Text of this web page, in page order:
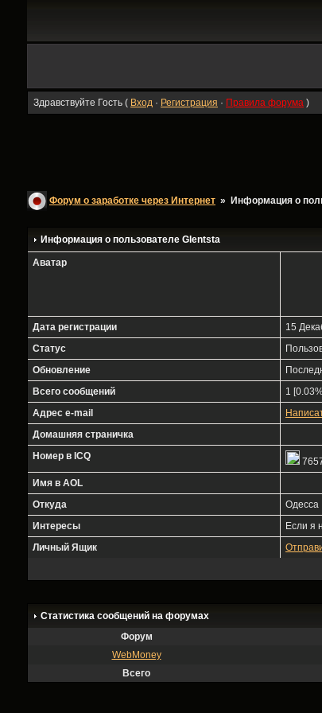
Здравствуйте Гость ( Вход · Регистрация · Правила форума )
Форум о заработке через Интернет » Информация о
Информация о пользователе Glentsta
Аватар
Дата регистрации
15
Статус
Обновление
Всего сообщений
1
Адрес e-mail
Домашняя страничка
Номер в ICQ
Имя в AOL
Откуда
Одесса
Интересы
Если я
Личный Ящик
Статистика сообщений на форумах
Форум
WebMoney
Всего